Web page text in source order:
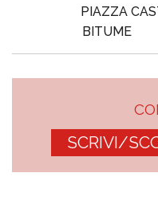
PIAZZA
BITUME
SCRIVI/